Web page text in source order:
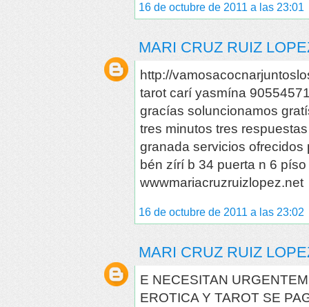
16 de octubre de 2011 a las 23:01
MARI CRUZ RUIZ
http://
tarot carí yasmína
gracías soluncionamos
tres minutos tres
granada servicios
bén zírí b 34 puerta n 6
wwwmariacruzruizlopez.net
16 de octubre de 2011 a las 23:02
MARI CRUZ RUIZ
E NECESITAN
EROTICA Y TAROT SE